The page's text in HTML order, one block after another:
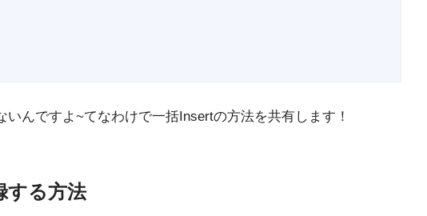
んですよ~てなわけで一括Insertの方法を共有します！
する方法